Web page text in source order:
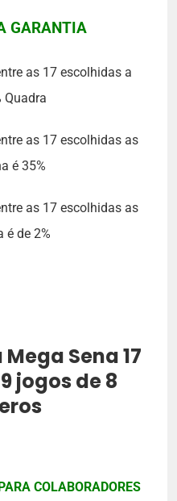
GARANTIA
as 17 escolhidas a
Quadra
as 17 escolhidas as
é 35%
as 17 escolhidas as
é de 2%
Sena 17
jogos de 8
COLABORADORES